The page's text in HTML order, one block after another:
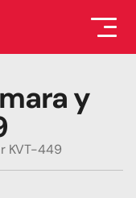
y
KVT-449